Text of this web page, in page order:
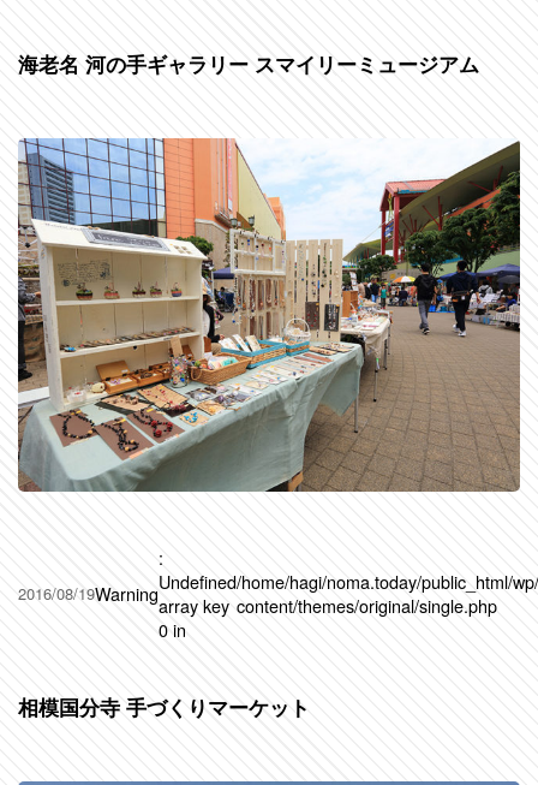
海老名 河の手ギャラリー スマイリーミュージアム
2016/08/19Warning
:
Undefined
array key
0 in
/home/hagi/noma.today/public_html/
content/themes/original/single.php
相模国分寺 手づくりマーケット